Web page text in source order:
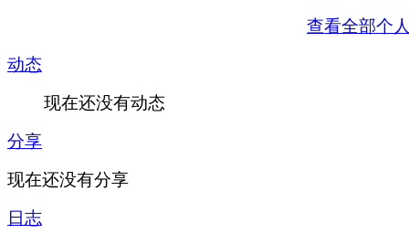
查看全部个
动态
现在还没有动态
分享
现在还没有分享
日志